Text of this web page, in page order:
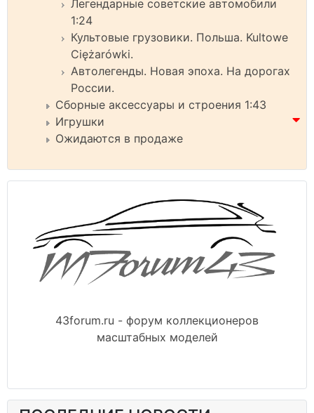
Легендарные советские автомобили
1:24
Культовые грузовики. Польша. Kultowe
Ciężarówki.
Автолегенды. Новая эпоха. На дорогах
России.
Сборные аксессуары и строения 1:43
Игрушки
Ожидаются в продаже
43forum.ru - форум коллекционеров
масштабных моделей